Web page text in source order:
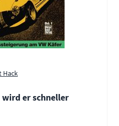
Hack
wird er schneller